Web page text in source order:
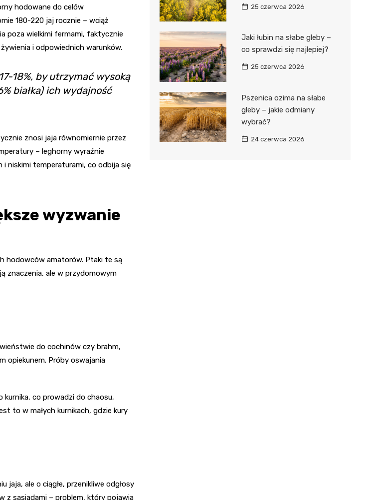
hodowane do celów
180-220 jaj rocznie – wciąż
poza wielkimi fermami, faktycznie
i odpowiednich warunków.
18%, by utrzymać wysoką
białka) ich wydajność
znosi jaja równomiernie przez
– leghorny wyraźnie
niskimi temperaturami, co odbija się
wyzwanie
hodowców amatorów. Ptaki te są
znaczenia, ale w przydomowym
do cochinów czy brahm,
opiekunem. Próby oswajania
kurnika, co prowadzi do chaosu,
to w małych kurnikach, gdzie kury
jaja, ale o ciągłe, przenikliwe odgłosy
z sąsiadami – problem, który pojawia
25 czerwca 2026
Jaki łubin na słabe gleby –
co sprawdzi się najlepiej?
25 czerwca 2026
Pszenica ozima na słabe
gleby – jakie odmiany
wybrać?
24 czerwca 2026